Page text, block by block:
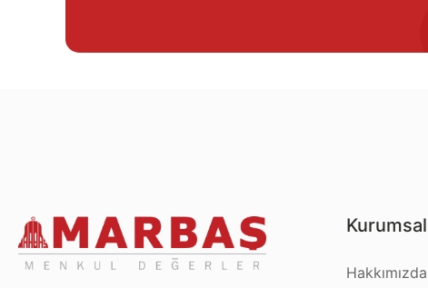
Kurumsal
Hakkımızda